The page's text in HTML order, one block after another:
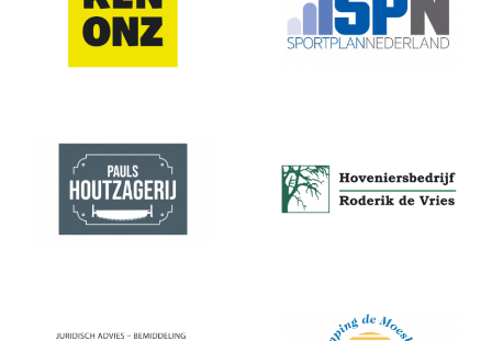
KENONZ
Pauls Houtzagerij roderikdevries
spn